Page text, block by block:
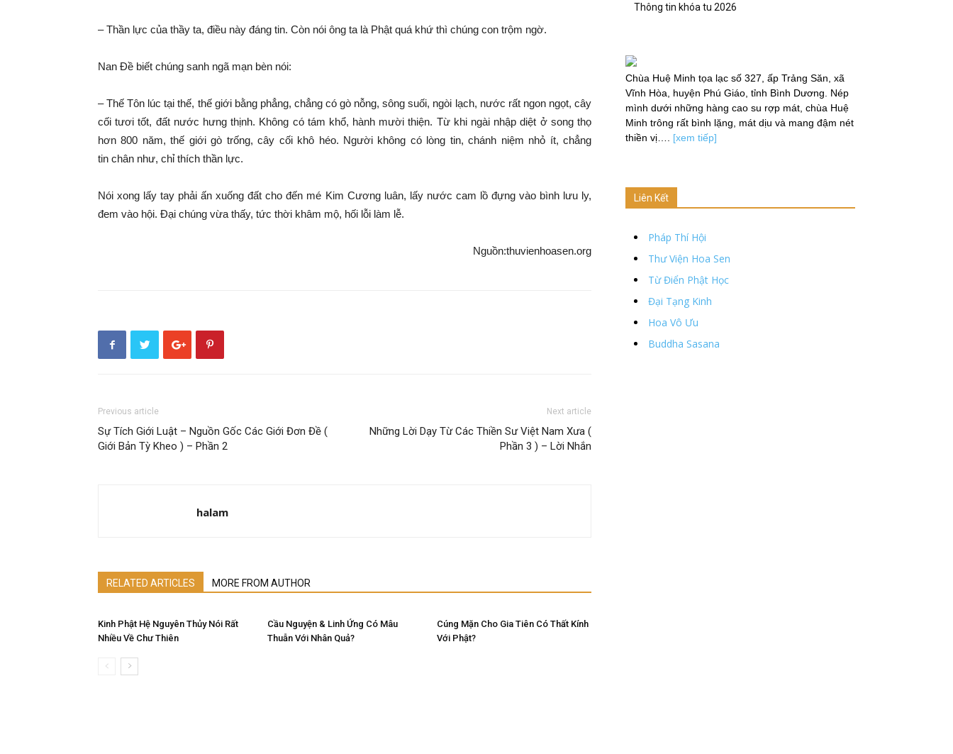
–Thần lực của thầy ta, điều này đáng tin. Còn nói ông ta là Phật quá khứ thì chúng con trộm ngờ.
Nan Đề biết chúng sanh ngã mạn bèn nói:
–Thế Tôn lúctại thế, thế giớibằng phẳng, chẳng có gò nỗng, sông suối, ngòi lạch, nước rất ngon ngọt, cây
cối tươi tốt, đất nước hưng thịnh. Không có tám khổ, hành mười thiện. Từ khi ngài nhập diệt ở song thọ
hơn 800 năm,thế giớigò trống, cây cối khô héo. Người không có lòng tin,chánh niệm nhỏ ít, chẳng
tin chân như, chỉ thích thần lực.
Nói xong lấy tay phải ấn xuống đấtcho đến mé Kim Cương luân, lấy nước cam lồđựng vào bình lưu ly,
đem vào hội. Đại chúng vừa thấy, tức thời khâm mộ, hối lỗi làm lễ.
Nguồn:thuvienhoasen.org
Previous article
Sự Tích Giới Luật – Nguồn Gốc Các Giới Đơn Đề (
Giới Bản Tỳ Kheo ) – Phần 2
Next article
Những Lời Dạy Từ Các Thiền Sư Việt Nam Xưa (
Phần 3 ) – Lời Nhắn
halam
RELATED ARTICLES MORE FROM AUTHOR
Kinh Phật Hệ Nguyên Thủy Nói Rất
Nhiều Về Chư Thiên
Cầu Nguyện & Linh Ứng Có Mâu
Thuẫn Với Nhân Quả?
Cúng Mặn Cho Gia Tiên Có Thất Kính
Với Phật?
Thông tin khóa tu 2026
Chùa Huệ Minh tọa lạc số 327, ấp Trảng Săn, xã
Vĩnh Hòa, huyện Phú Giáo, tỉnh Bình Dương. Nép
mình dưới những hàng cao su rợp mát, chùa Huệ
Minh trông rất bình lặng, mát dịu và mang đậm nét
thiền vị…. [xem tiếp]
Liên Kết
Pháp Thí Hội
Thư Viện Hoa Sen
Từ Điển Phật Học
Đại Tạng Kinh
Hoa Vô Ưu
Buddha Sasana